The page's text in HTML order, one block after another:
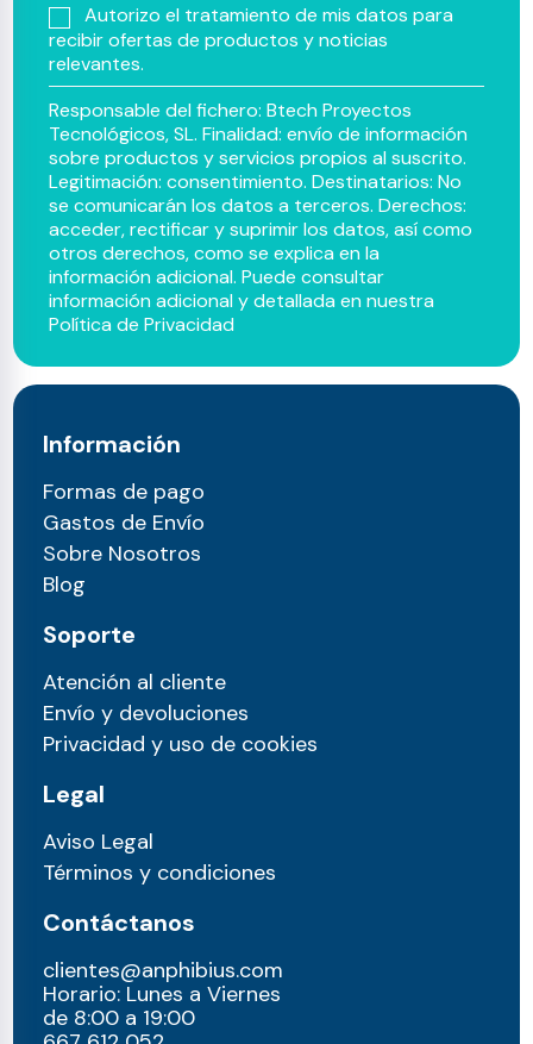
Autorizo el tratamiento de mis datos para
recibir ofertas de productos y noticias
relevantes.
Responsable del fichero: Btech Proyectos
Tecnológicos, SL. Finalidad: envío de información
sobre productos y servicios propios al suscrito.
Legitimación: consentimiento. Destinatarios: No
se comunicarán los datos a terceros. Derechos:
acceder, rectificar y suprimir los datos, así como
otros derechos, como se explica en la
información adicional. Puede consultar
información adicional y detallada en nuestra
Política de Privacidad
Información
Formas de pago
Gastos de Envío
Sobre Nosotros
Blog
Soporte
Atención al cliente
Envío y devoluciones
Privacidad y uso de cookies
Legal
Aviso Legal
Términos y condiciones
Contáctanos
clientes@anphibius.com
Horario: Lunes a Viernes
de 8:00 a 19:00